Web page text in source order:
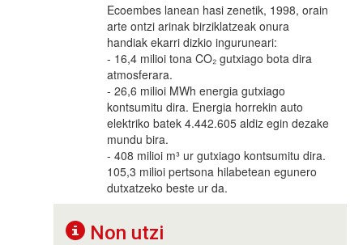
Ecoembes lanean hasi zenetik, 1998, orain
arte ontzi arinak birziklatzeak onura
handiak ekarri dizkio inguruneari:
- 16,4 milioi tona CO₂ gutxiago bota dira
atmosferara.
- 26,6 milioi MWh energia gutxiago
kontsumitu dira. Energia horrekin auto
elektriko batek 4.442.605 aldiz egin dezake
mundu bira.
- 408 milioi m³ ur gutxiago kontsumitu dira.
105,3 milioi pertsona hilabetean egunero
dutxatzeko beste ur da.
Non utzi